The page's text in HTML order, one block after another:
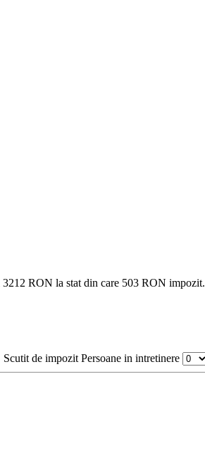
3212 RON la stat din care 503 RON impozit.
Scutit de impozit Persoane in intretinere